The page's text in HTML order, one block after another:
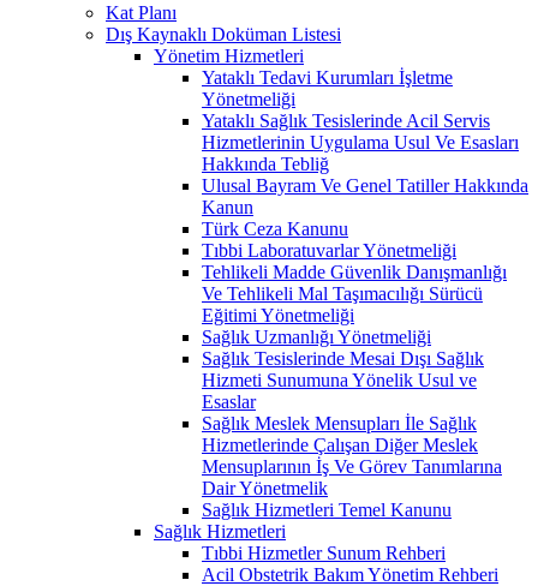
Kat Planı
Dış Kaynaklı Doküman Listesi
Yönetim Hizmetleri
Yataklı Tedavi Kurumları İşletme
Yönetmeliği
Yataklı Sağlık Tesislerinde Acil Servis
Hizmetlerinin Uygulama Usul Ve Esasları
Hakkında Tebliğ
Ulusal Bayram Ve Genel Tatiller Hakkında
Kanun
Türk Ceza Kanunu
Tıbbi Laboratuvarlar Yönetmeliği
Tehlikeli Madde Güvenlik Danışmanlığı
Ve Tehlikeli Mal Taşımacılığı Sürücü
Eğitimi Yönetmeliği
Sağlık Uzmanlığı Yönetmeliği
Sağlık Tesislerinde Mesai Dışı Sağlık
Hizmeti Sunumuna Yönelik Usul ve
Esaslar
Sağlık Meslek Mensupları İle Sağlık
Hizmetlerinde Çalışan Diğer Meslek
Mensuplarının İş Ve Görev Tanımlarına
Dair Yönetmelik
Sağlık Hizmetleri Temel Kanunu
Sağlık Hizmetleri
Tıbbi Hizmetler Sunum Rehberi
Acil Obstetrik Bakım Yönetim Rehberi